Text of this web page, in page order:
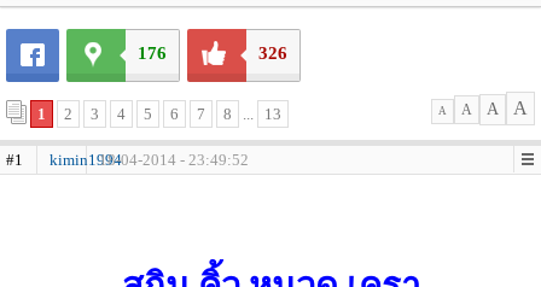
176 326
1 2 3 4 5 6 7 8 ... 13 A A A A
#1 kimin199418-04-2014 - 23:49:52